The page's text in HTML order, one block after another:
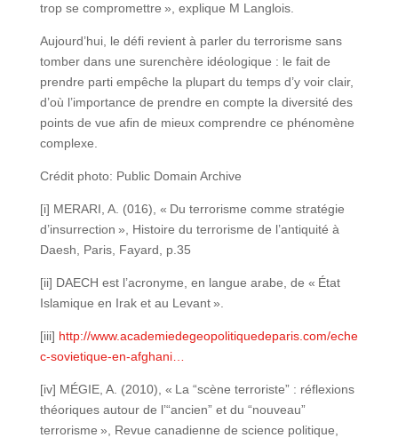
trop se compromettre », explique M Langlois.
Aujourd’hui, le défi revient à parler du terrorisme sans
tomber dans une surenchère idéologique : le fait de
prendre parti empêche la plupart du temps d’y voir clair,
d’où l’importance de prendre en compte la diversité des
points de vue afin de mieux comprendre ce phénomène
complexe.
Crédit photo: Public Domain Archive
[i] MERARI, A. (016), « Du terrorisme comme stratégie
d’insurrection », Histoire du terrorisme de l’antiquité à
Daesh, Paris, Fayard, p.35
[ii] DAECH est l’acronyme, en langue arabe, de « État
Islamique en Irak et au Levant ».
[iii] http://www.academiedegeopolitiquedeparis.com/eche
c-sovietique-en-afghani…
[iv] MÉGIE, A. (2010), « La “scène terroriste” : réflexions
théoriques autour de l’“ancien” et du “nouveau”
terrorisme », Revue canadienne de science politique,